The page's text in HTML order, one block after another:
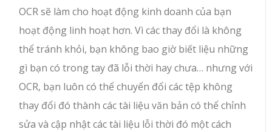
OCR sẽ làm cho hoạt động kinh doanh của bạn
hoạt động linh hoạt hơn. Vì các thay đổi là không
thể tránh khỏi, bạn không bao giờ biết liệu những
gì bạn có trong tay đã lỗi thời hay chưa… nhưng với
OCR, bạn luôn có thể chuyển đổi các tệp không
thay đổi đó thành các tài liệu văn bản có thể chỉnh
sửa và cập nhật các tài liệu lỗi thời đó một cách